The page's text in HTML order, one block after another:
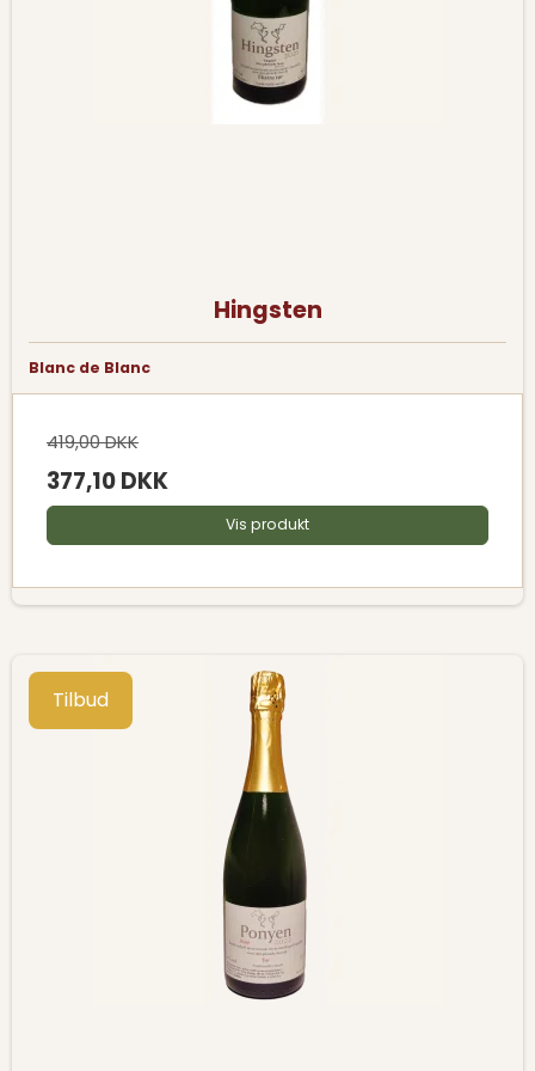
Hingsten
Blanc de Blanc
419,00 DKK
377,10 DKK
Vis produkt
Tilbud